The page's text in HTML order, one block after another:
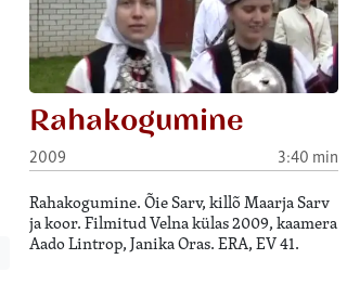
Rahakogumine
2009 3:40 min
Rahakogumine. Õie Sarv, killõ Maarja Sarv
ja koor. Filmitud Velna külas 2009, kaamera
Aado Lintrop, Janika Oras. ERA, EV 41.